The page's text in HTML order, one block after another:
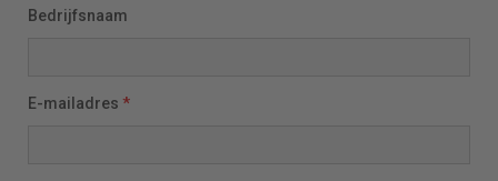
Bedrijfsnaam
E-mailadres *